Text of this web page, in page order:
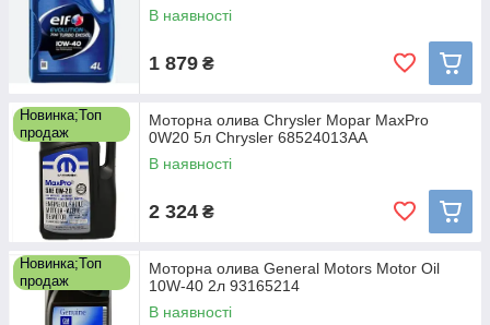
В наявності
1 879 ₴
Новинка;Топ
продаж
Моторна олива Chrysler Mopar MaxPro
0W20 5л Chrysler 68524013AA
В наявності
2 324 ₴
Новинка;Топ
продаж
Моторна олива General Motors Motor Oil
10W-40 2л 93165214
В наявності